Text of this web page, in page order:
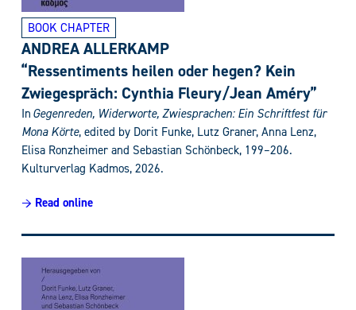
BOOK CHAPTER
ANDREA ALLERKAMP
“Ressentiments heilen oder hegen? Kein
Zwiegespräch: Cynthia Fleury/Jean Améry”
In Gegenreden, Widerworte, Zwiesprachen:Ein Schriftfest für
Mona Körte, edited byDorit Funke, Lutz Graner, Anna Lenz,
Elisa Ronzheimer and Sebastian Schönbeck, 199–206.
Kulturverlag Kadmos, 2026.
→ Read online